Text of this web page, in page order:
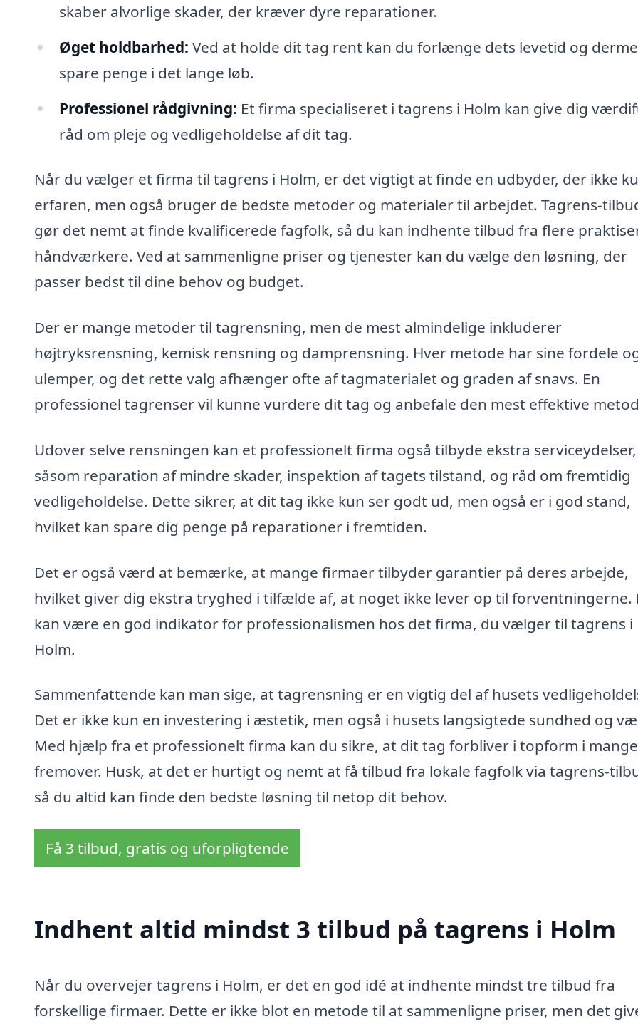
skaber alvorlige skader, der kræver dyre reparationer.
Øget holdbarhed: Ved at holde dit tag rent kan du forlænge dets levetid og
spare penge i det lange løb.
Professionel rådgivning: Et firma specialiseret i tagrens i Holm kan give dig
råd om pleje og vedligeholdelse af dit tag.
Når du vælger et firma til tagrens i Holm, er det vigtigt at finde en udbyder, der ikke
erfaren, men også bruger de bedste metoder og materialer til arbejdet. Tagrens-
gør det nemt at finde kvalificerede fagfolk, så du kan indhente tilbud fra flere
håndværkere. Ved at sammenligne priser og tjenester kan du vælge den løsning, der
passer bedst til dine behov og budget.
Der er mange metoder til tagrensning, men de mest almindelige inkluderer
højtryksrensning, kemisk rensning og damprensning. Hver metode har sine fordele
ulemper, og det rette valg afhænger ofte af tagmaterialet og graden af snavs. En
professionel tagrenser vil kunne vurdere dit tag og anbefale den mest effektive
Udover selve rensningen kan et professionelt firma også tilbyde ekstra serviceydelser,
såsom reparation af mindre skader, inspektion af tagets tilstand, og råd om fremtidig
vedligeholdelse. Dette sikrer, at dit tag ikke kun ser godt ud, men også er i god stand,
hvilket kan spare dig penge på reparationer i fremtiden.
Det er også værd at bemærke, at mange firmaer tilbyder garantier på deres arbejde,
hvilket giver dig ekstra tryghed i tilfælde af, at noget ikke lever op til forventningerne.
kan være en god indikator for professionalismen hos det firma, du vælger til tagrens i
Holm.
Sammenfattende kan man sige, at tagrensning er en vigtig del af husets
Det er ikke kun en investering i æstetik, men også i husets langsigtede sundhed og
Med hjælp fra et professionelt firma kan du sikre, at dit tag forbliver i topform i
fremover. Husk, at det er hurtigt og nemt at få tilbud fra lokale fagfolk via tagrens-
så du altid kan finde den bedste løsning til netop dit behov.
Få 3 tilbud, gratis og uforpligtende
Indhent altid mindst 3 tilbud på tagrens i Holm
Når du overvejer tagrens i Holm, er det en god idé at indhente mindst tre tilbud fra
forskellige firmaer. Dette er ikke blot en metode til at sammenligne priser, men det